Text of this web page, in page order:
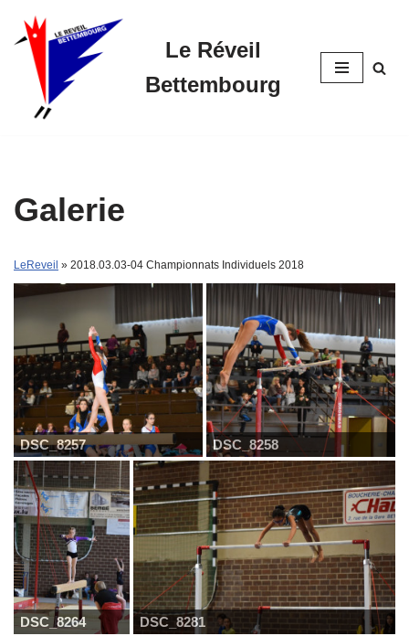
Skip
content
Le Réveil
Bettembourg
Galerie
LeReveil » 2018.03.03-04 Championnats Individuels 2018
DSC_8257 DSC_8258
DSC_8264 DSC_8281